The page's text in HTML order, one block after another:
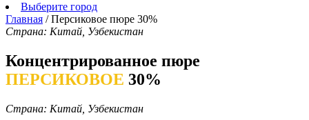
Выберите город
Главная /Персиковое пюрe 30%
Страна: Китай, Узбекистан
Концентрированное пюре
ПЕРСИКОВОЕ 30%
Страна: Китай, Узбекистан